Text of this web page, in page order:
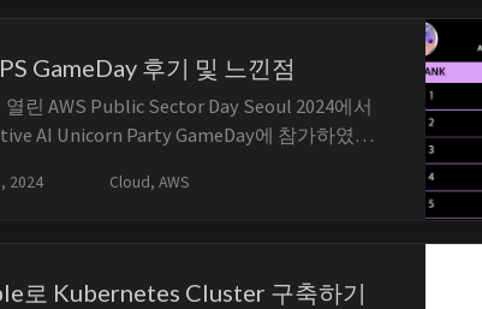
GameDay 후기 및 느낀점
열린 AWS Public Sector Day Seoul 2024에서
AI Unicorn Party GameDay에 참가하였습
지점을 정리합니다. 주요 키워드는 public-
2024 Cloud, AWS
로 Kubernetes Cluster 구축하기